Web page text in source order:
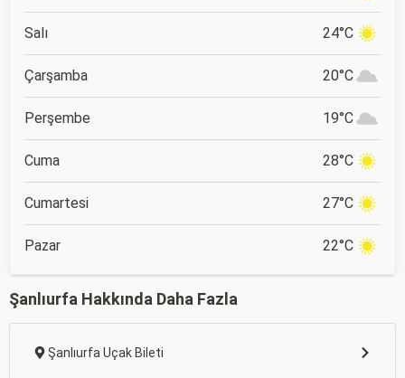
Salı 24°C
Çarşamba 20°C
Perşembe 19°C
Cuma 28°C
Cumartesi 27°C
Pazar 22°C
Şanlıurfa Hakkında Daha Fazla
Şanlıurfa Uçak Bileti